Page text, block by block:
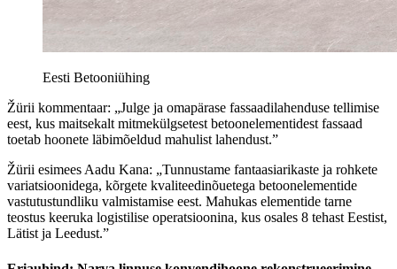
Eesti Betooniühing
Žürii kommentaar: „Julge ja omapärase fassaadilahenduse tellimise
eest, kus maitsekalt mitmekülgsetest betoonelementidest fassaad
toetab hoonete läbimõeldud mahulist lahendust.”
Žürii esimees Aadu Kana: „Tunnustame fantaasiarikaste ja rohkete
variatsioonidega, kõrgete kvaliteedinõuetega betoonelementide
vastutustundliku valmistamise eest. Mahukas elementide tarne
teostus keeruka logistilise operatsioonina, kus osales 8 tehast Eestist,
Lätist ja Leedust.”